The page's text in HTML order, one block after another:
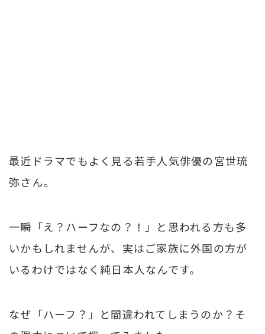
最近ドラマでもよく見る若手人気俳優の宮世琉
弥さん。
一瞬「え？ハーフなの？！」と思われる方も多
いかもしれませんが、実はご家族に外国の方が
いるわけではなく純日本人なんです。
なぜ「ハーフ？」と間違われてしまうのか？そ